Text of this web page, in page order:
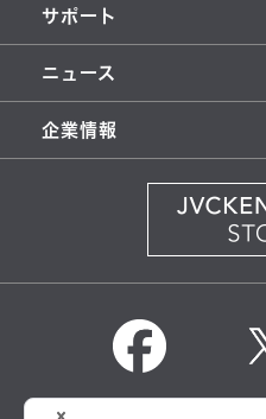
サポート
ニュース
企業情報